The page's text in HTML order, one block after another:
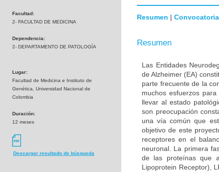
Facultad:
2- FACULTAD DE MEDICINA
Dependencia:
2- DEPARTAMENTO DE PATOLOGÍA
Lugar:
Facultad de Medicina e Instituto de
Genética, Universidad Nacional de
Colombia
Duración:
12 meses
Descargar resultado de búsqueda
Resumen | Convocatoria
Resumen
Las Entidades
de Alzheimer (EA)
parte frecuente de la
muchos esfuerzos
llevar al estado
son preocupación
una vía común que
objetivo de este
receptores en el
neuronal. La primera
de las proteínas que
Lipoprotein Receptor),